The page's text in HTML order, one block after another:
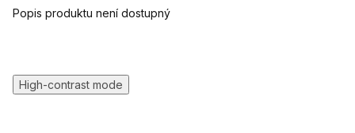
Popis produktu není dostupný
High-contrast mode